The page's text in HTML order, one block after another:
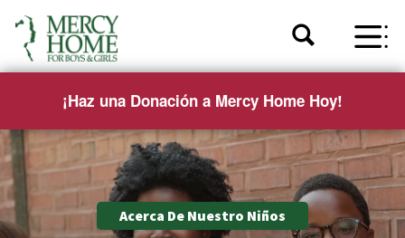
¡Haz una Donación a Mercy Home Hoy!
Acerca De Nuestro Niños